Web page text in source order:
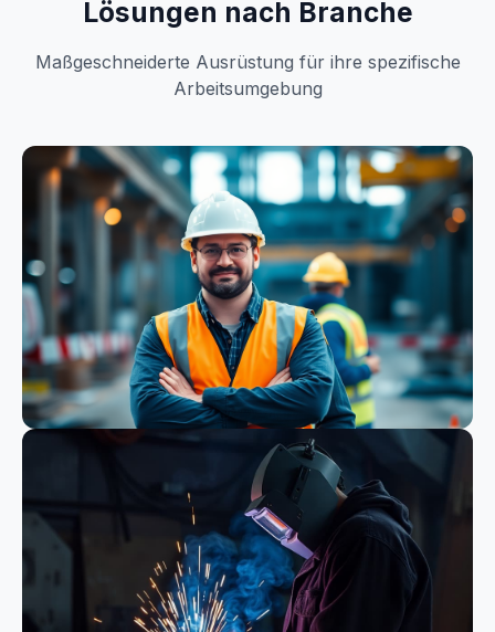
Lösungen nach Branche
Maßgeschneiderte Ausrüstung für ihre spezifische
Arbeitsumgebung
Bauwesen